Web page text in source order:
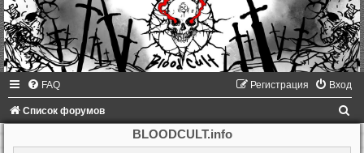
FAQ Вход
Регистрация
Список форумов
BLOODCULT.info